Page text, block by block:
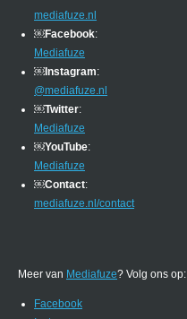
mediafuze.nl
￼Facebook:
Mediafuze
￼ Instagram:
@mediafuze.nl
￼Twitter:
Mediafuze
￼YouTube:
Mediafuze
￼Contact:
mediafuze.nl/contact
Meer van Mediafuze? Volg ons op:
Facebook